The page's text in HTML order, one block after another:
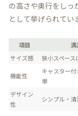
の高さや奥行をしっ
として挙げられてい
項目 満
サイズ感
狭小スペース
機能性
キャスター
単
デザイン
性
シンプル・